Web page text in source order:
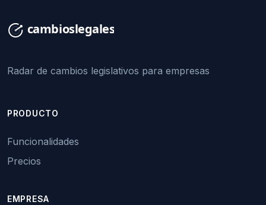
Radar de cambios legislativos para empresas
PRODUCTO
Funcionalidades
Precios
EMPRESA